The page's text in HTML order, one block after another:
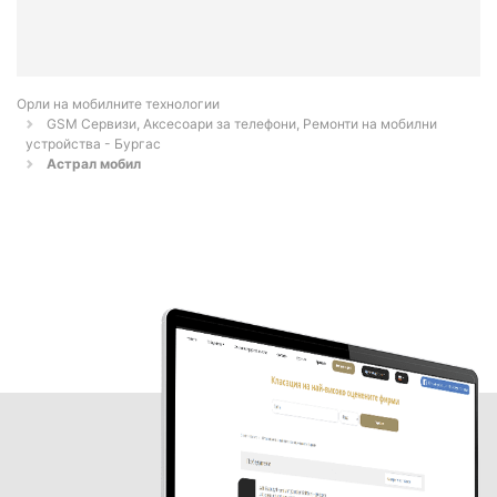
Орли на мобилните технологии
GSM Сервизи, Аксесоари за телефони, Ремонти на мобилни
устройства - Бургас
Астрал мобил